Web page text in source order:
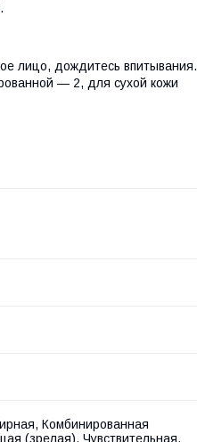
лицо, дождитесь впитывания.
— 2, для сухой кожи
Комбинированная
(зрелая), Чувствительная,